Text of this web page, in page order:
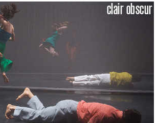
clair obscur